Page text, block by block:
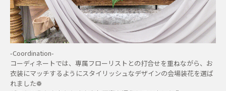
-Coordination-
コーディネートでは、専属フローリストとの打合せを重ねながら、お
衣装にマッチするようにスタイリッシュなデザインの会場装花を選ば
れました❁